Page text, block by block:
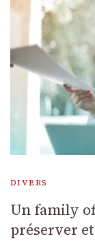
DIVERS
Un family
préserver